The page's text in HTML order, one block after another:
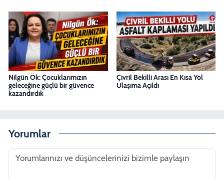
Nilgün Ök: Çocuklarımızın
geleceğine güçlü bir güvence
kazandırdık
Çivril Bekilli Arası En Kısa Yol
Ulaşıma Açıldı
Yorumlar